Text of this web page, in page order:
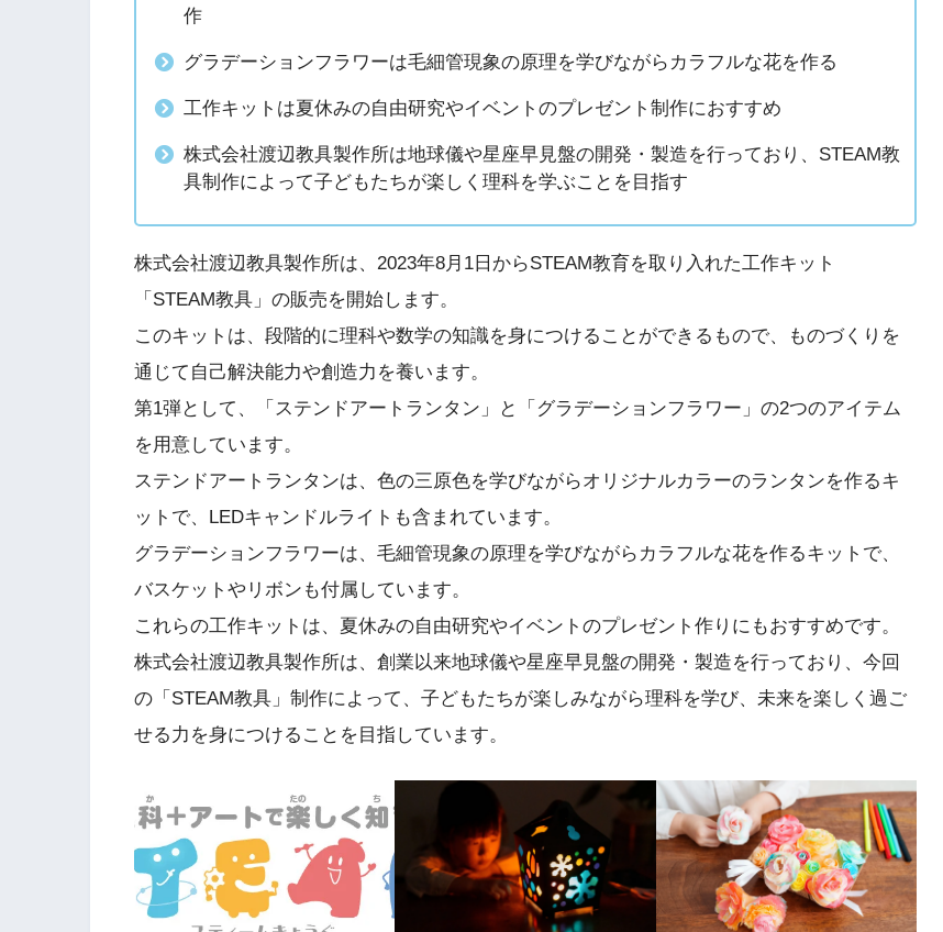
作
グラデーションフラワーは毛細管現象の原理を学びながらカラフルな花を作る
工作キットは夏休みの自由研究やイベントのプレゼント制作におすすめ
株式会社渡辺教具製作所は地球儀や星座早見盤の開発・製造を行っており、STEAM教
具制作によって子どもたちが楽しく理科を学ぶことを目指す
株式会社渡辺教具製作所は、2023年8月1日からSTEAM教育を取り入れた工作キット
「STEAM教具」の販売を開始します。
このキットは、段階的に理科や数学の知識を身につけることができるもので、ものづくりを
通じて自己解決能力や創造力を養います。
第1弾として、「ステンドアートランタン」と「グラデーションフラワー」の2つのアイテム
を用意しています。
ステンドアートランタンは、色の三原色を学びながらオリジナルカラーのランタンを作るキ
ットで、LEDキャンドルライトも含まれています。
グラデーションフラワーは、毛細管現象の原理を学びながらカラフルな花を作るキットで、
バスケットやリボンも付属しています。
これらの工作キットは、夏休みの自由研究やイベントのプレゼント作りにもおすすめです。
株式会社渡辺教具製作所は、創業以来地球儀や星座早見盤の開発・製造を行っており、今回
の「STEAM教具」制作によって、子どもたちが楽しみながら理科を学び、未来を楽しく過ご
せる力を身につけることを目指しています。